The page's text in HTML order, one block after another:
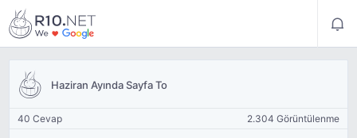
Haziran Ayında Sayfa To
40 Cevap 2.304 Görüntülenme